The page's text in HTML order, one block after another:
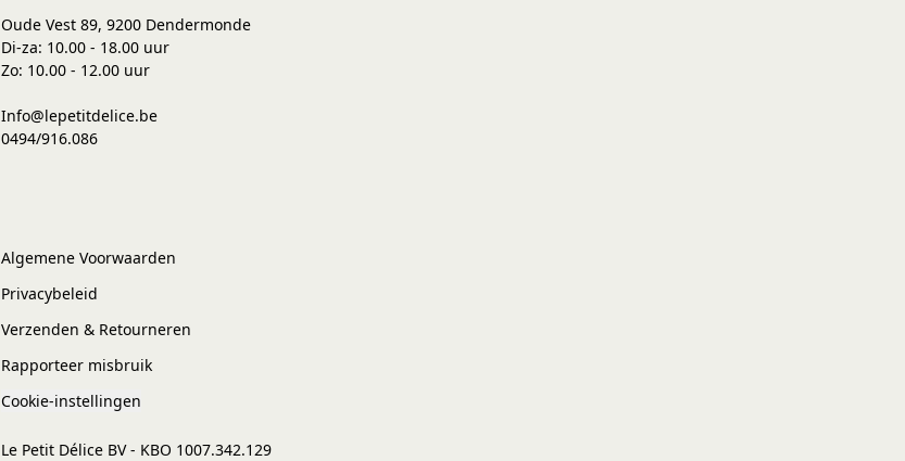
Oude Vest 89, 9200 Dendermonde
Di-za: 10.00 - 18.00 uur
Zo: 10.00 - 12.00 uur
Info@lepetitdelice.be
0494/916.086
Algemene Voorwaarden
Privacybeleid
Verzenden & Retourneren
Rapporteer misbruik
Cookie-instellingen
Le Petit Délice BV - KBO 1007.342.129